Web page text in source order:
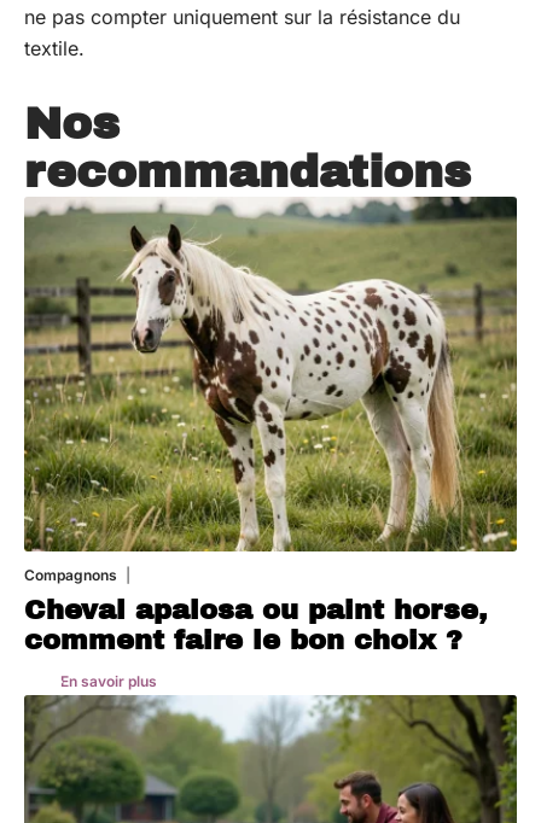
ne pas compter uniquement sur la résistance du
textile.
Nos
recommandations
Compagnons
Cheval apalosa ou paint horse,
comment faire le bon choix ?
En savoir plus